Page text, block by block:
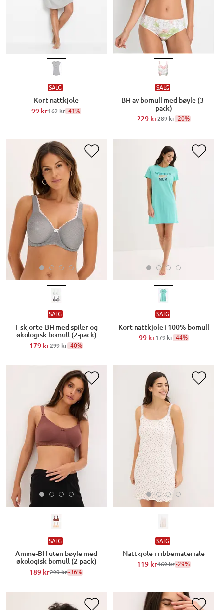
SALG
Kort nattkjole
99 kr169 kr-41%
SALG
BH av bomull med bøyle (3-
pack)
229 kr289 kr-20%
SALG
T-skjorte-BH med spiler og
økologisk bomull (2-pack)
179 kr299 kr-40%
SALG
Kort nattkjole i 100% bomull
99 kr179 kr-44%
SALG
Amme-BH uten bøyle med
økologisk bomull (2-pack)
189 kr299 kr-36%
SALG
Nattkjole i ribbemateriale
119 kr169 kr-29%